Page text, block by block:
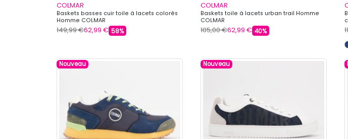
COLMAR
Baskets basses cuir toile à lacets colorés
Homme COLMAR
149,99 €62,99 € 58%
COLMAR
Baskets toile à lacets urban trail Homme
COLMAR
105,00 €62,99 € 40%
Nouveau Nouveau